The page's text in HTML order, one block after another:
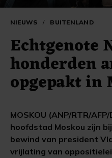
NIEUWS / BUITENLAND
Echtgenote
honderden
opgepakt in
MOSKOU (ANP/RTR/
hoofdstad Moskou zijn
bewind van president
vrijlating van